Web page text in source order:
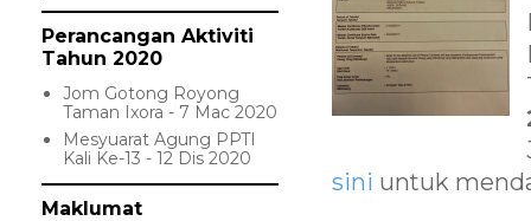
sini untuk
Perancangan Aktiviti
Tahun 2020
Jom Gotong Royong
Taman Ixora - 7 Mac 2020
Mesyuarat Agung PPTI
Kali Ke-13 - 12 Dis 2020
Maklumat